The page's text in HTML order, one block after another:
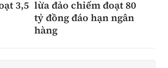
3,5 lừa đảo chiếm đoạt 80
tỷ đồng đáo hạn ngân
hàng